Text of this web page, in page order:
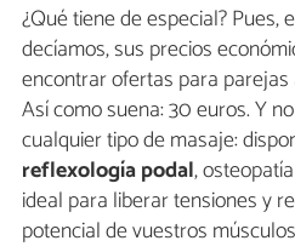
¿Qué tiene de especial? Pues,
decíamos, sus precios
encontrar ofertas para
Así como suena: 30 euros. Y
cualquier tipo de masaje:
reflexología podal,
ideal para liberar tensiones y
potencial de vuestros